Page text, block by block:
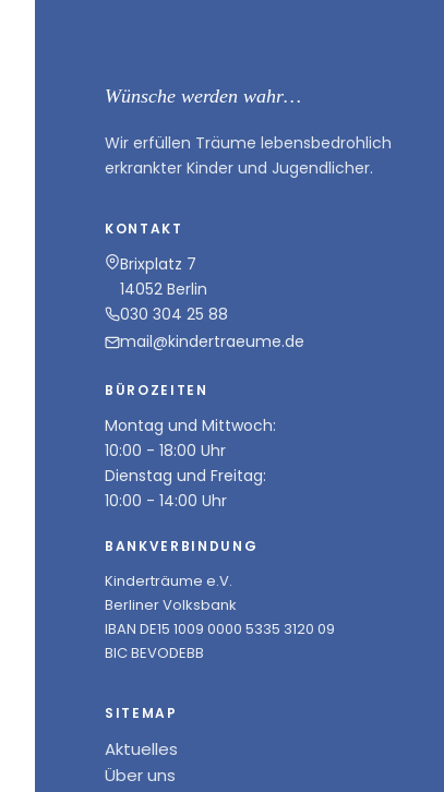
Wünsche werden wahr…
Wir erfüllen Träume lebensbedrohlich
erkrankter Kinder und Jugendlicher.
KONTAKT
Brixplatz 7
14052 Berlin
030 304 25 88
mail@kindertraeume.de
BÜROZEITEN
Montag und Mittwoch:
10:00 - 18:00 Uhr
Dienstag und Freitag:
10:00 - 14:00 Uhr
BANKVERBINDUNG
Kinderträume e.V.
Berliner Volksbank
IBAN DE15 1009 0000 5335 3120 09
BIC BEVODEBB
SITEMAP
Aktuelles
Über uns